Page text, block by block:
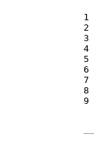
1
2
3
4
5
6
7
8
9